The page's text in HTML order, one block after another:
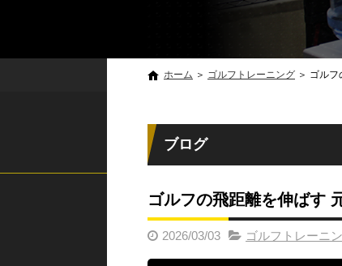
ホーム ＞ ゴルフトレーニング ＞ ゴルフ
ブログ
ゴルフの飛距離を伸ばす
2026/03/03 ゴルフトレーニ